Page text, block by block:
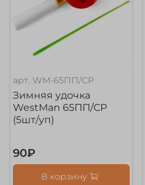
арт. WM-65ПП/СР
Зимняя удочка
WestMan 65ПП/СР
(5шт/уп)
90₽
В корзину